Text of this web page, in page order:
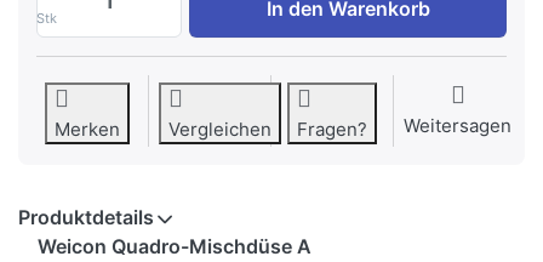
Stk In den Warenkorb
Merken Vergleichen Fragen? Weitersagen
Produktdetails
Weicon Quadro-Mischdüse A